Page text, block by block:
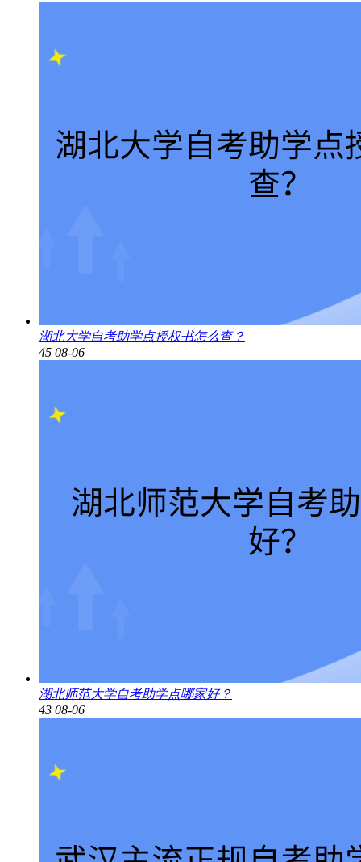
湖北大学自考助学点授权书怎么查？
45 08-06
湖北师范大学自考助学点哪家好？
43 08-06